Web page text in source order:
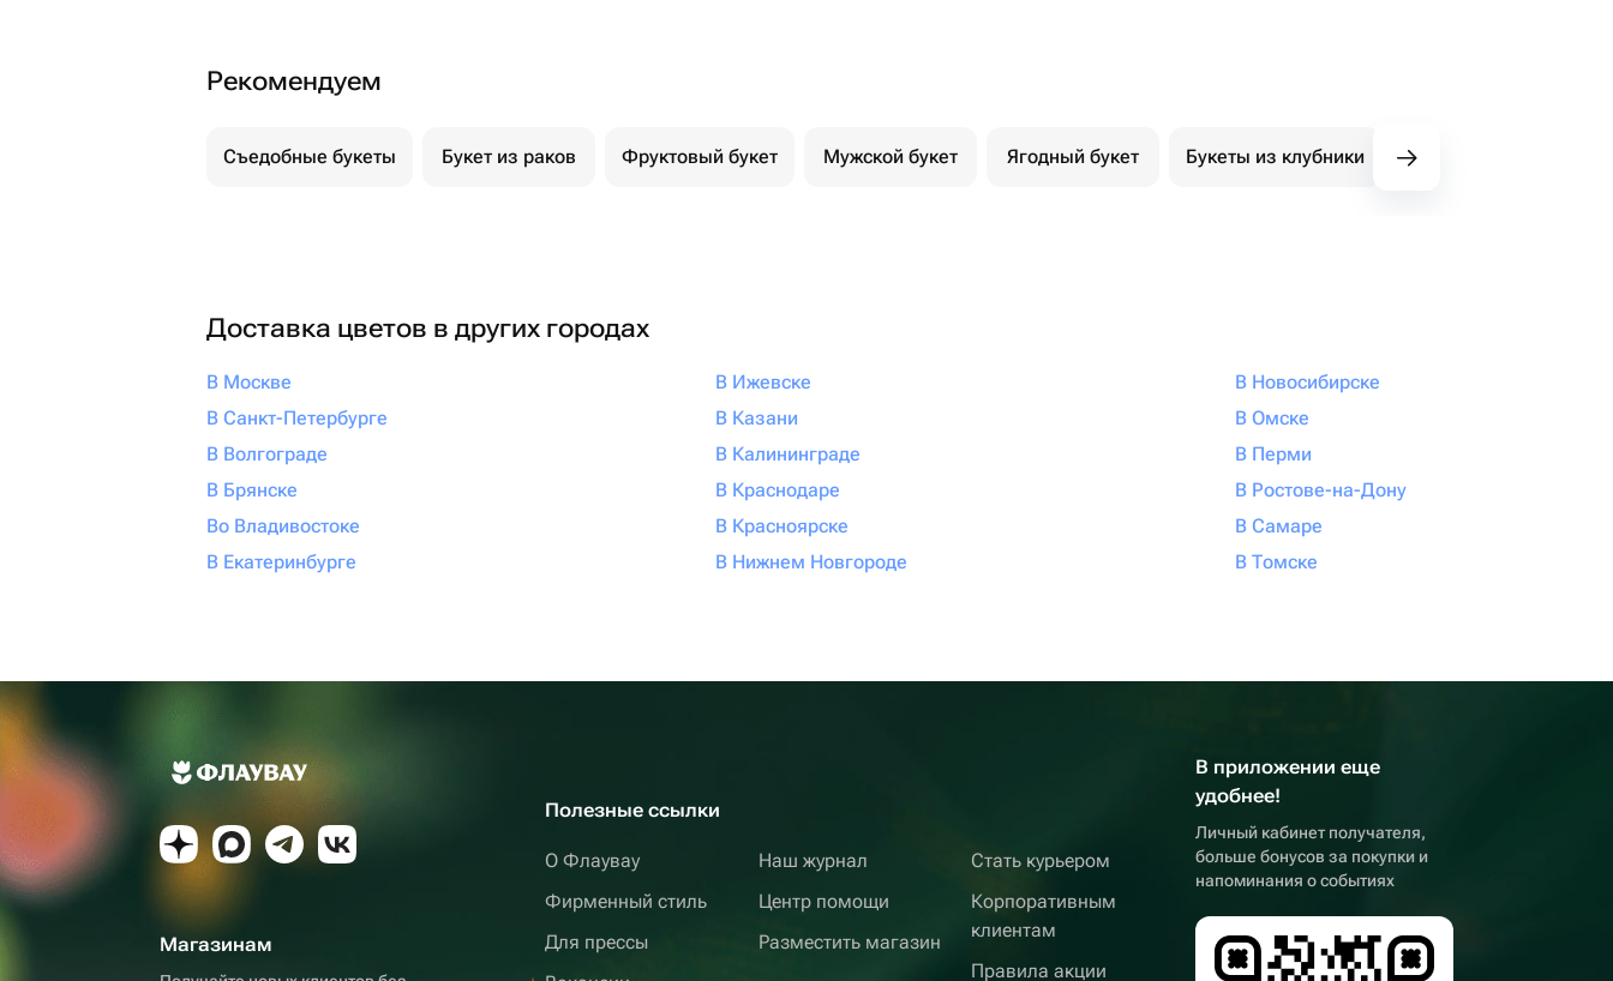
Рекомендуем
Съедобные букеты Букет из раков Фруктовый букет Мужской букет Ягодный букет Букеты из клубники Букет из конфет
Доставка цветов в других городах
В Москве
В Санкт-Петербурге
В Волгограде
В Брянске
Во Владивостоке
В Екатеринбурге
В Ижевске
В Казани
В Калининграде
В Краснодаре
В Красноярске
В Нижнем Новгороде
В Новосибирске
В Омске
В Перми
В Ростове-на-Дону
В Самаре
В Томске
Магазинам
Полезные ссылки
О Флаувау
Фирменный стиль
Для прессы
Наш журнал
Центр помощи
Разместить магазин
Стать курьером
Корпоративным
клиентам
Правила акции
В приложении еще
удобнее!
Личный кабинет получателя,
больше бонусов за покупки и
напоминания о событиях